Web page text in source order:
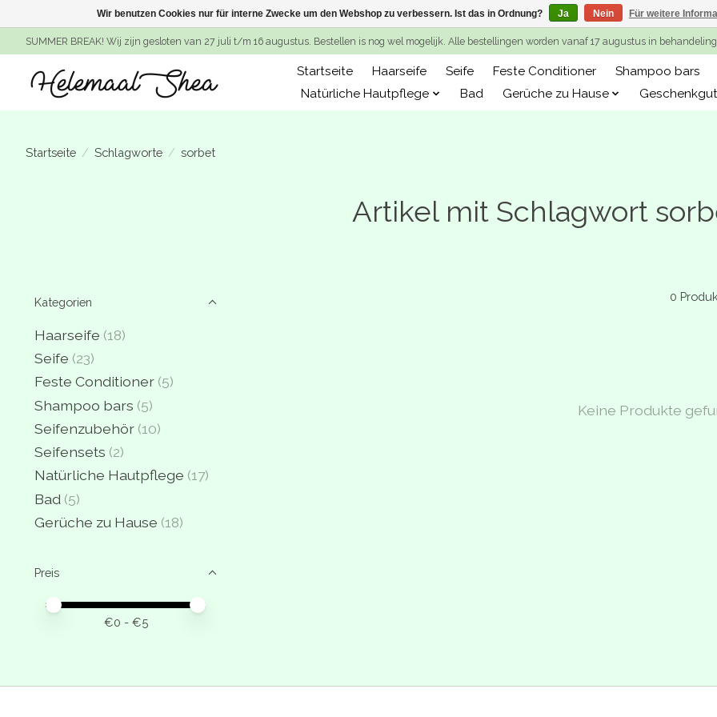
SUMMER BREAK! Wij zijn gesloten van 27 juli t/m 16 augustus. Bestellen is nog wel mogelijk. Alle bestellingen worden vanaf 17 augustus in behandeling
Startseite Haarseife Seife Feste Conditioner Shampoo bars
Natürliche Hautpflege
Bad Gerüche zu Hause
Startseite / Schlagworte / sorbet
Artikel mit Schlagwort
Kategorien
Haarseife (18)
Seife (23)
Feste Conditioner (5)
Shampoo bars (5)
Seifenzubehör (10)
Seifensets (2)
Natürliche Hautpflege (17)
Bad (5)
Gerüche zu Hause (18)
Preis
Preis – Mindestwert
Price maximum value
€0 - €5
0
Keine Produkte
Wir benutzen Cookies nur für interne Zwecke um den Webshop zu verbessern. Ist das in Ordnung? Ja Nein Für weitere